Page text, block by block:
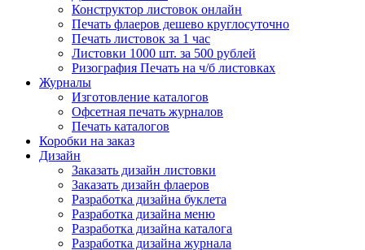
Конструктор листовок онлайн
Печать флаеров дешево круглосуточно
Печать листовок за 1 час
Листовки 1000 шт. за 500 рублей
Ризография Печать на ч/б листовках
Журналы
Изготовление каталогов
Офсетная печать журналов
Печать каталогов
Коробки на заказ
Дизайн
Заказать дизайн листовки
Заказать дизайн флаеров
Разработка дизайна буклета
Разработка дизайна меню
Разработка дизайна каталога
Разработка дизайна журнала